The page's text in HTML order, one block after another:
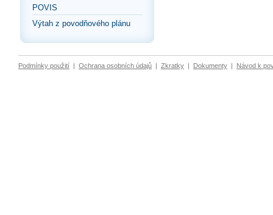
POVIS
Výtah z povodňového plánu
Podmínky použití | Ochrana osobních údajů | Zkratky | Dokumenty | Návod k